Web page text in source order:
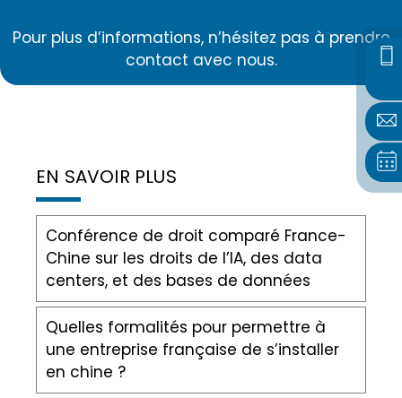
Pour plus d’informations, n’hésitez pas à prendre
contact avec nous.
EN SAVOIR PLUS
Conférence de droit comparé France-
Chine sur les droits de l’IA, des data
centers, et des bases de données
Quelles formalités pour permettre à
une entreprise française de s’installer
en chine ?